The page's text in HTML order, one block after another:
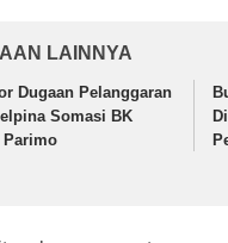
LAINNYA
Dugaan Pelanggaran
Somasi BK
Parimo